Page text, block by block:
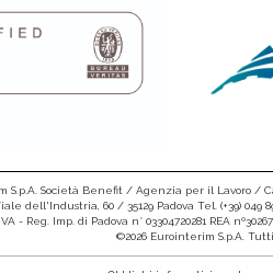
S.p.A. Società Benefit / Agenzia per il Lavoro /
dell'Industria, 60 / 35129 Padova Tel. (+39) 049
- Reg. Imp. di Padova n° 03304720281 REA
©2026 Eurointerim S.p.A.